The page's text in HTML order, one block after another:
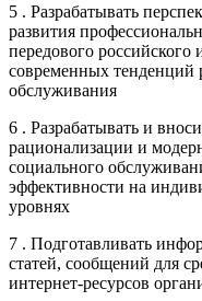
5 . Разрабатывать
развития
передового российского
современных тенденций
обслуживания
6 . Разрабатывать и
рационализации и
социального
эффективности на
уровнях
7 . Подготавливать
статей, сообщений для
интернет-ресурсов